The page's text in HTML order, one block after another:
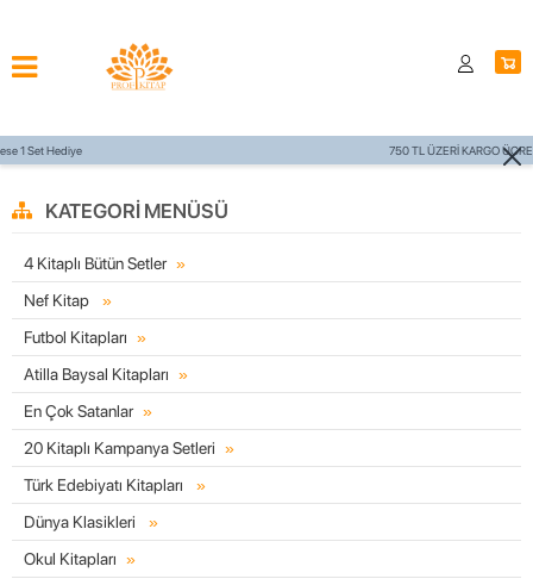
KATEGORI MENÜSÜ
4 Kitaplı Bütün Setler
Nef Kitap
Futbol Kitapları
Atilla Baysal Kitapları
En Çok Satanlar
20 Kitaplı Kampanya Setleri
Türk Edebiyatı Kitapları
Dünya Klasikleri
Okul Kitapları